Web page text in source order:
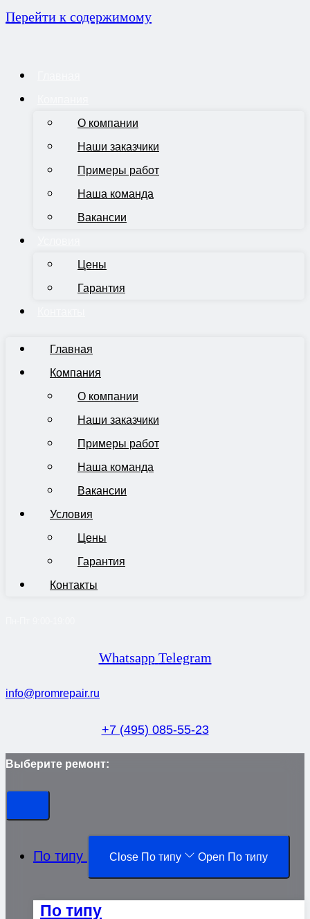
Перейти к содержимому
О компании
Наши заказчики
Примеры работ
Наша команда
Вакансии
Цены
Гарантия
Главная
Компания
О компании
Наши заказчики
Примеры работ
Наша команда
Вакансии
Условия
Цены
Гарантия
Контакты
Whatsapp Telegram
info@promrepair.ru
+7 (495) 085-55-23
Выберите ремонт:
По типу Close По типу Open По типу
По типу